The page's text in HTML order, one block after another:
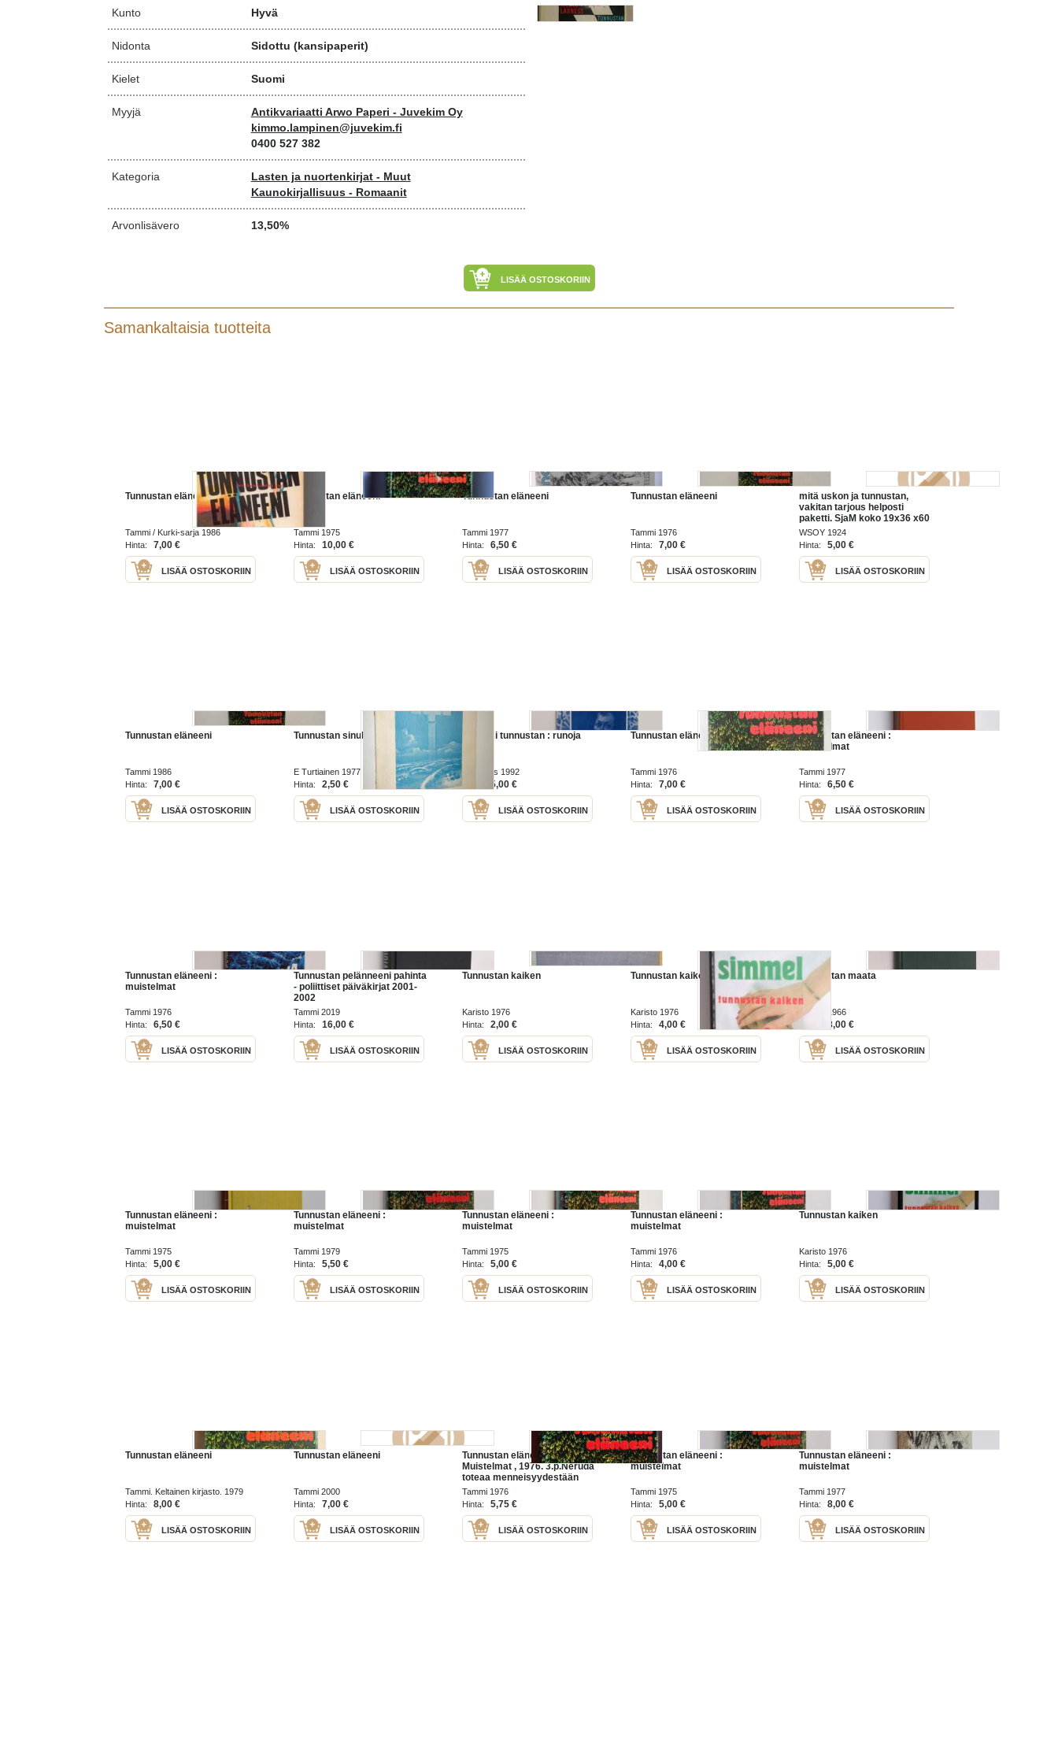
Kunto Hyvä
Nidonta Sidottu (kansipaperit)
Kielet Suomi
Myyjä
Antikvariaatti Arwo Paperi - Juvekim Oy
kimmo.lampinen@juvekim.fi
0400 527 382
Kategoria
Lasten ja nuortenkirjat - Muut
Kaunokirjallisuus - Romaanit
Arvonlisävero 13,50%
LISÄÄ OSTOSKORIIN
Samankaltaisia tuotteita
Tunnustan eläneeni
Tammi / Kurki-sarja 1986
Hinta:
7,00 €
LISÄÄ OSTOSKORIIN
Tunnustan eläneeni
Tammi 1975
Hinta:
10,00 €
LISÄÄ OSTOSKORIIN
Tunnustan eläneeni
Tammi 1977
Hinta:
6,50 €
LISÄÄ OSTOSKORIIN
Tunnustan eläneeni
Tammi 1976
Hinta:
7,00 €
LISÄÄ OSTOSKORIIN
mitä uskon ja tunnustan,
vakitan tarjous helposti
paketti. SjaM koko 19x36 x60
cm paino 35kg 5e
WSOY 1924
Hinta:
5,00 €
LISÄÄ OSTOSKORIIN
Tunnustan eläneeni
Tammi 1986
Hinta:
7,00 €
LISÄÄ OSTOSKORIIN
Tunnustan sinulle, Meri
E Turtiainen 1977
Hinta:
2,50 €
LISÄÄ OSTOSKORIIN
Voimasi tunnustan : runoja
FinnEpos 1992
5,00 €
LISÄÄ OSTOSKORIIN
Tunnustan eläneeni
Tammi 1976
Hinta:
7,00 €
LISÄÄ OSTOSKORIIN
Tunnustan eläneeni :
muistelmat
Tammi 1977
Hinta:
6,50 €
LISÄÄ OSTOSKORIIN
Tunnustan eläneeni :
muistelmat
Tammi 1976
Hinta:
6,50 €
LISÄÄ OSTOSKORIIN
Tunnustan pelänneeni pahinta
- poliittiset päiväkirjat 2001-
2002
Tammi 2019
Hinta:
16,00 €
LISÄÄ OSTOSKORIIN
Tunnustan kaiken
Karisto 1976
Hinta:
2,00 €
LISÄÄ OSTOSKORIIN
Tunnustan kaiken
Karisto 1976
Hinta:
4,00 €
LISÄÄ OSTOSKORIIN
Tunnustan maata
WSOY 1966
8,00 €
LISÄÄ OSTOSKORIIN
Tunnustan eläneeni :
muistelmat
Tammi 1975
Hinta:
5,00 €
LISÄÄ OSTOSKORIIN
Tunnustan eläneeni :
muistelmat
Tammi 1979
Hinta:
5,50 €
LISÄÄ OSTOSKORIIN
Tunnustan eläneeni :
muistelmat
Tammi 1975
Hinta:
5,00 €
LISÄÄ OSTOSKORIIN
Tunnustan eläneeni :
muistelmat
Tammi 1976
Hinta:
4,00 €
LISÄÄ OSTOSKORIIN
Tunnustan kaiken
Karisto 1976
Hinta:
5,00 €
LISÄÄ OSTOSKORIIN
Tunnustan eläneeni
Tammi. Keltainen kirjasto. 1979
Hinta:
8,00 €
LISÄÄ OSTOSKORIIN
Tunnustan eläneeni
Tammi 2000
Hinta:
7,00 €
LISÄÄ OSTOSKORIIN
Tunnustan eläneeni -
Muistelmat , 1976. 3.p.Neruda
toteaa menneisyydestään
"minä olen nähnyt monta
elämää, sillä minun elämäni
on syntynyt kaikkien
vaelluksesta"
Tammi 1976
Hinta:
5,75 €
LISÄÄ OSTOSKORIIN
Tunnustan eläneeni :
muistelmat
Tammi 1975
Hinta:
5,00 €
LISÄÄ OSTOSKORIIN
Tunnustan eläneeni :
muistelmat
Tammi 1977
Hinta:
8,00 €
LISÄÄ OSTOSKORIIN